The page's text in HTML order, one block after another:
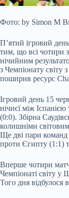
Фото: by Simon M
П’ятий ігровий
тим, що всі чотири
нічийним
з Чемпіонату
поширив ресурс
Ігровий день 15
нічиєї між
(0:0). Збірна
колишніми
Ще дві пари команд
проти Єгипту (1:1)
Вперше чотири
Чемпіонаті світу у
Того дня відбулося